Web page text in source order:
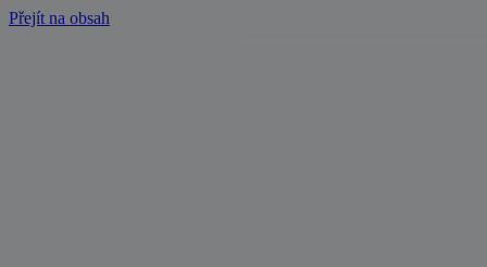
Přejít na obsah